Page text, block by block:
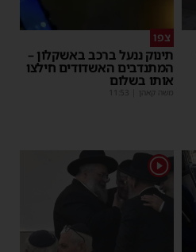
צפו
תינוק ננעל ברכב באשקלון –
המתנדבים האשדודים חילצו
אותו בשלום
משה קאהן 11:53
1